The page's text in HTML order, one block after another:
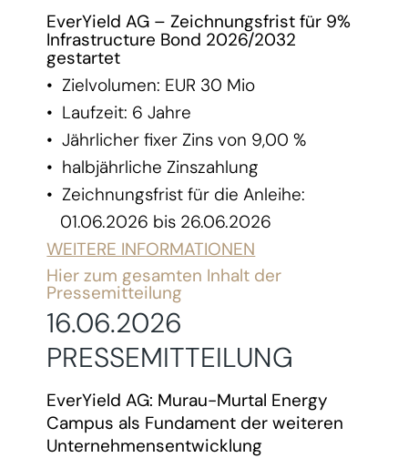
EverYield AG – Zeichnungsfrist für 9%
Infrastructure Bond 2026/2032
gestartet
• Zielvolumen: EUR 30 Mio
• Laufzeit: 6 Jahre
• Jährlicher fixer Zins von 9,00 %
• halbjährliche Zinszahlung
• Zeichnungsfrist für die Anleihe:
01.06.2026 bis 26.06.2026
WEITERE INFORMATIONEN
Hier zum gesamten Inhalt der
Pressemitteilung
16.06.2026
PRESSEMITTEILUNG
EverYield AG: Murau-Murtal Energy
Campus als Fundament der weiteren
Unternehmensentwicklung